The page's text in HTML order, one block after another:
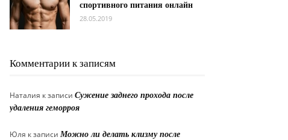
спортивного питания онлайн
28.05.2019
Комментарии к записям
Наталия к записи Сужение заднего прохода после
удаления геморроя
Юля к записи Можно ли делать клизму после